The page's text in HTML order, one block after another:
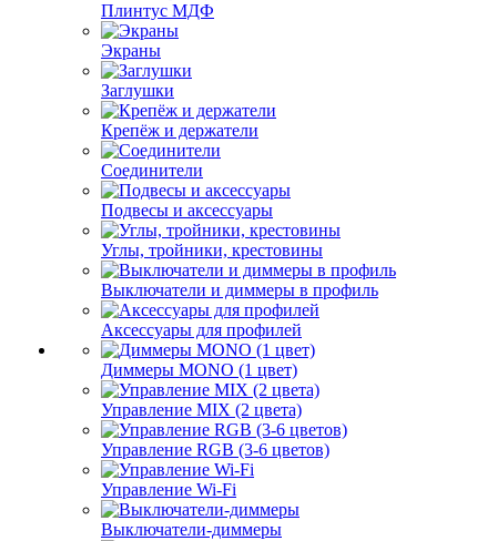
Плинтус МДФ
Экраны
Заглушки
Крепёж и держатели
Соединители
Подвесы и аксессуары
Углы, тройники, крестовины
Выключатели и диммеры в профиль
Аксессуары для профилей
Диммеры MONO (1 цвет)
Управление MIX (2 цвета)
Управление RGB (3-6 цветов)
Управление Wi-Fi
Выключатели-диммеры